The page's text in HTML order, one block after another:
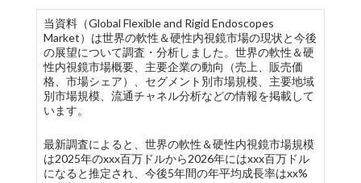
当資料（Global Flexible and Rigid Endoscopes
Market）は世界の軟性＆硬性内視鏡市場の現状と今後
の展望について調査・分析しました。世界の軟性＆硬
性内視鏡市場概要、主要企業の動向（売上、販売価
格、市場シェア）、セグメント別市場規模、主要地域
別市場規模、流通チャネル分析などの情報を掲載して
います。
最新調査によると、世界の軟性＆硬性内視鏡市場規模
は2025年のxxx百万ドルから2026年にはxxx百万ドル
になると推定され、今後5年間の年平均成長率はxx%